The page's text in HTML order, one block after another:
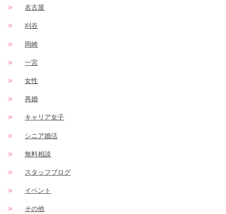
名古屋
刈谷
岡崎
一宮
女性
再婚
キャリア女子
シニア婚活
無料相談
スタッフブログ
イベント
その他